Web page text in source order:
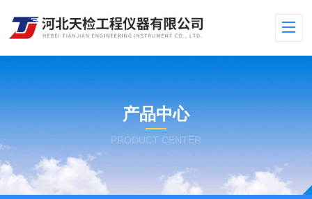
产品中心
PRODUCT CENTER